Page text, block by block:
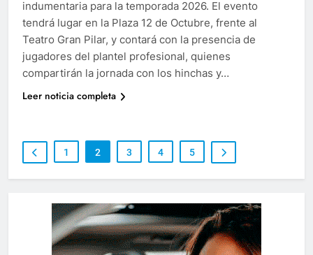
indumentaria para la temporada 2026. El evento
tendrá lugar en la Plaza 12 de Octubre, frente al
Teatro Gran Pilar, y contará con la presencia de
jugadores del plantel profesional, quienes
compartirán la jornada con los hinchas y…
Leer noticia completa
1 2 3 4 5